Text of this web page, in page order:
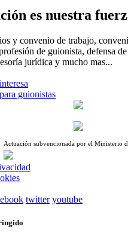
es nuestra
y convenio de trabajo,
de guionista, defensa
jurídica y mucho mas...
guionistas
Actuación subvencionada por el Ministerio
twitter youtube